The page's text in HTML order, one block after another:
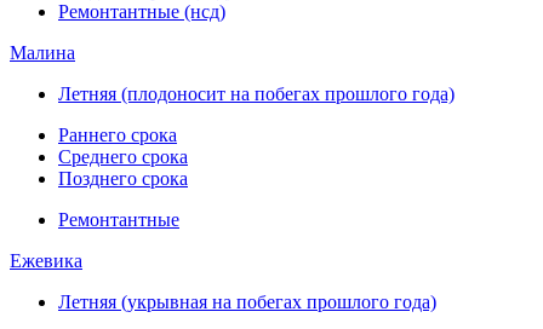
Ремонтантные (нсд)
Малина
Летняя (плодоносит на побегах прошлого года)
Раннего срока
Среднего срока
Позднего срока
Ремонтантные
Ежевика
Летняя (укрывная на побегах прошлого года)